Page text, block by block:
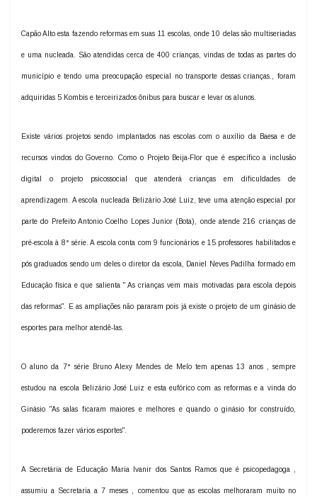
Capão Alto esta fazendo reformas em suas 11 escolas, onde 10 delas são multiseriadas
e uma nucleada. São atendidas cerca de 400 crianças, vindas de todas as partes do
município e tendo uma preocupação especial no transporte dessas crianças., foram
adquiridas 5 Kombis e terceirizados ônibus para buscar e levar os alunos.
Existe vários projetos sendo implantados nas escolas com o auxílio da Baesa e de
recursos vindos do Governo. Como o Projeto Beija-Flor que é específico a inclusão
digital o projeto psicossocial que atenderá crianças em dificuldades de
aprendizagem. A escola nucleada Belizário José Luiz, teve uma atenção especial por
parte do Prefeito Antonio Coelho Lopes Junior (Bota), onde atende 216 crianças de
pré-escola à 8° série. A escola conta com 9 funcionários e 15 professores habilitados e
pós graduados sendo um deles o diretor da escola, Daniel Neves Padilha formado em
Educação física e que salienta " As crianças vem mais motivadas para escola depois
das reformas". E as ampliações não pararam pois já existe o projeto de um ginásio de
esportes para melhor atendê-las.
O aluno da 7° série Bruno Alexy Mendes de Melo tem apenas 13 anos , sempre
estudou na escola Belizário José Luiz e esta eufórico com as reformas e a vinda do
Ginásio "As salas ficaram maiores e melhores e quando o ginásio for construído,
poderemos fazer vários esportes".
A Secretária de Educação Maria Ivanir dos Santos Ramos que é psicopedagoga ,
assumiu a Secretaria a 7 meses , comentou que as escolas melhoraram muito no